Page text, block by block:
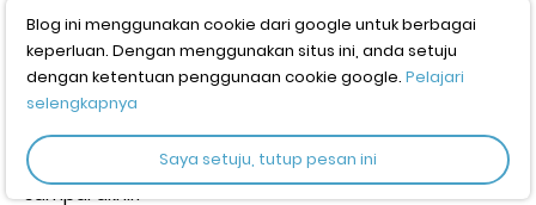
BCA. Dari rasa penasaran itulah pengalaman ini aku
tulis supaya kamu bisa melihat prosesnya dengan
lebih jelas tanpa harus takut salah langkah. Jika kamu
sering waswas soal kode virtual account, biaya admin,
atau cara memastikan saldo masuk, tulisan ini akan
jadi panduan yang bikin kamu lebih tenang dari awal
sampai akhir.
Blog ini menggunakan cookie dari google untuk berbagai
keperluan. Dengan menggunakan situs ini, anda setuju
dengan ketentuan penggunaan cookie google. Pelajari
selengkapnya
Saya setuju, tutup pesan ini